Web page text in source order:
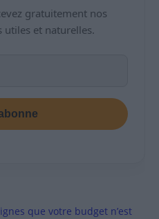
gratuitement nos
utiles et naturelles.
que votre budget n’est